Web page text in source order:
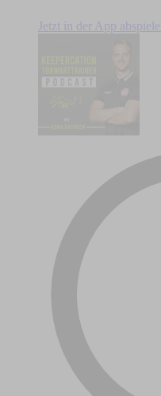
Jetzt in der App abspielen